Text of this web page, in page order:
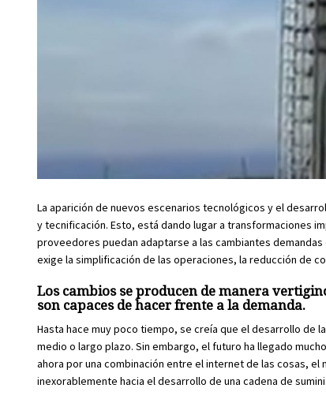
La aparición de nuevos escenarios tecnológicos y el
y tecnificación. Esto, está dando lugar a transformaciones
proveedores puedan adaptarse a las cambiantes
exige la simplificación de las operaciones, la reducción de
Los cambios se producen de manera
son capaces de hacer frente a la demanda.
Hasta hace muy poco tiempo, se creía que el desarrollo de
medio o largo plazo. Sin embargo, el futuro ha llegado
ahora por una combinación entre el internet de las cosas,
inexorablemente hacia el desarrollo de una cadena de